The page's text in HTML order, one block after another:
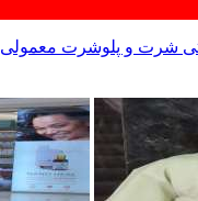
شرت و پلوشرت معمولی